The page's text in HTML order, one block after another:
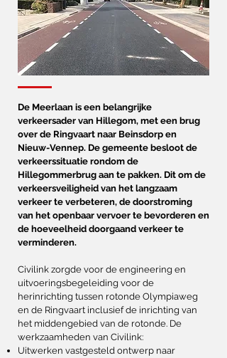
De Meerlaan is een belangrijke
verkeersader van Hillegom, met een brug
over de Ringvaart naar Beinsdorp en
Nieuw-Vennep. De gemeente besloot de
verkeerssituatie rondom de
Hillegommerbrug aan te pakken. Dit om de
verkeersveiligheid van het langzaam
verkeer te verbeteren, de doorstroming
van het openbaar vervoer te bevorderen en
de hoeveelheid doorgaand verkeer te
verminderen.
Civilink zorgde voor de engineering en
uitvoeringsbegeleiding voor de
herinrichting tussen rotonde Olympiaweg
en de Ringvaart inclusief de inrichting van
het middengebied van de rotonde. De
werkzaamheden van Civilink:
Uitwerken vastgesteld ontwerp naar